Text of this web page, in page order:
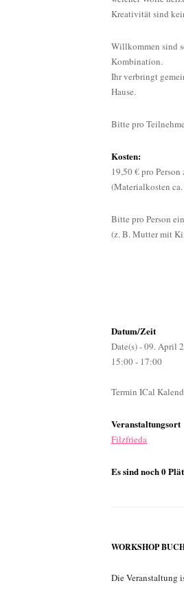
Kreativität sind
Willkommen sind
Kombination.
Ihr verbringt
Hause.
Bitte pro
Kosten:
19,50 € pro
(Materialkosten
Bitte pro Person
(z. B. Mutter mit
Datum/Zeit
Date(s) - 09. April
15:00 - 17:00
Termin ICal
Veranstaltungsort
Filzfrieda
Es sind noch 0
WORKSHOP
Die Veranstaltung